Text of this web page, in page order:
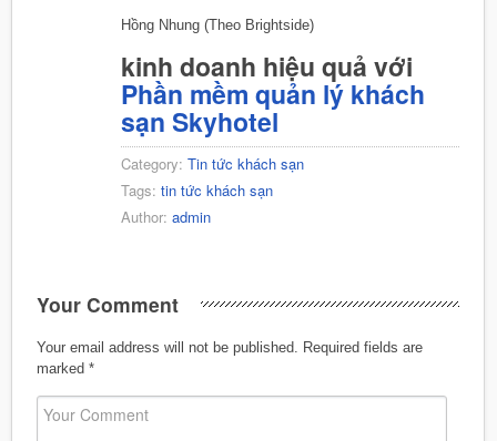
Hồng Nhung (Theo Brightside)
kinh doanh hiệu quả với
Phần mềm quản lý khách
sạn Skyhotel
Category: Tin tức khách sạn
Tags: tin tức khách sạn
Author: admin
Your Comment
Your email address will not be published. Required fields are
marked *